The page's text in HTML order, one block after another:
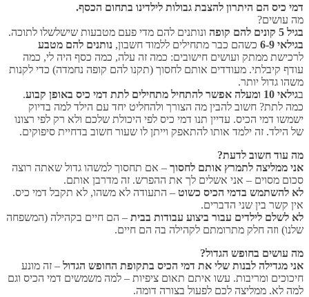
דמי כיס הם היתרון להצבת גבולות לילדינו בתחום הכסף.
מה עושים?
בגיל 5 קונים להם קופה
ונותנים להם מדי פעם מטבעות שישלשלו לתוכה.
בגילאי 6-9
כשהם כבר מתחילים ללמוד חשבון, נותנים להם מטבע
לרכישת ממתק ועושים חישובים: כמה זה עלה, כמה כסף היה לי, כמה
עודף קיבלתי. מעודדים אותם לחסוך (תקנו להם קופה נחמדה) כדי לקנות
משהו גדול יותר.
בגילאי 10 ומעלה אפשר להתחיל מתחילים לתת דמי כיס באופן קבוע
.
כמה לתת? חשוב להבין מה הצורך ולהחליט יחד עם הילד למה בדיוק
ישמשו דמי הכיס. עדיין תנו דמי כיס לפי היכולת שלכם ולא רק לפי רצונו
של הילד. זה ילמד אותו להתאפק וייתן לו שעור חשוב בדחיית סיפוקים.
מה עוד חשוב לדעת?
אני ממליצה לתמרץ אותם לחסוך – אם תחסוך למשהו גדול שאתה רוצה
סכום מסוים – אני אשלים לך את ההפרש. זה מדרבן אותם.
לא להשתמש בדמי הכיס כשוט – התעודה לא משהו, לא תקבל דמי כיס.
אין קשר בין שני הדברים.
לא לשלם לילדים עבור ביצוע עבודות בבית – הם חיים בקהילה (המשפחה
שלנו) וזה חלק מתרומתם לקהילה בה הם חיים.
מה עושים בחופש הגדול?
אני מגדילה לבנות שלי את דמי הכיס בתקופת החופש הגדול – זה מונע
חיכוכים ומריבות. עשו איתם תאום ציפיות – למה משמשים דמי הכיס וגם
למה לא. ממליצה לכם לפעול בצורה דומה.